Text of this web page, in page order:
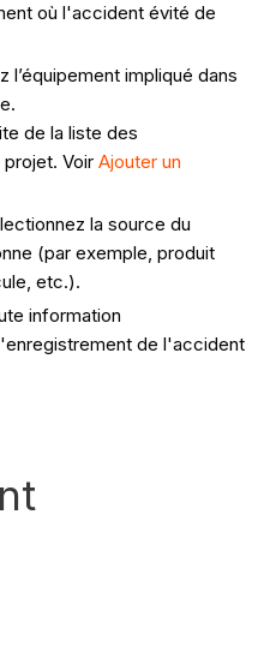
où l'accident évité de
l’équipement impliqué dans
de la liste des
Voir Ajouter un
la source du
(par exemple, produit
etc.).
information
de l'accident